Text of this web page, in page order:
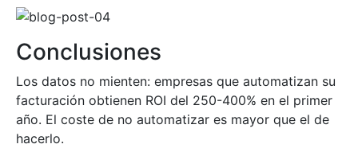
Conclusiones
Los datos no mienten: empresas que automatizan su
facturación obtienen ROI del 250-400% en el primer
año. El coste de no automatizar es mayor que el de
hacerlo.